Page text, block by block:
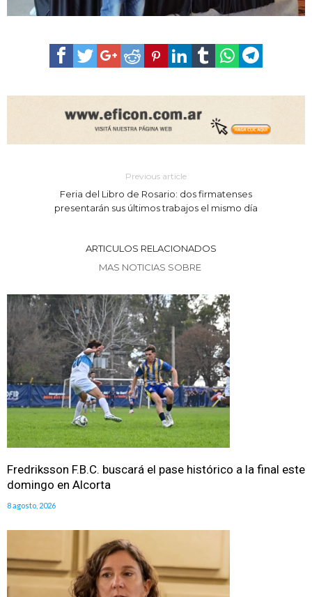
Previous article
Feria del Libro de Rosario: dos firmatenses
presentarán sus últimos trabajos el mismo día
ARTICULOS RELACIONADOS
MAS NOTICIAS SOBRE
Fredriksson F.B.C. buscará el pase histórico a la final este
domingo en Alcorta
8 agosto, 2026